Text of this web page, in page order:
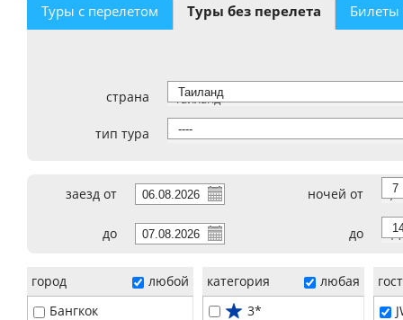
Туры с перелетом Туры без перелета Билеты
страна Таиланд
тип тура ----
заезд от ночей от 7
до до 14
город
любой
Бангкок
категория
любая
3*